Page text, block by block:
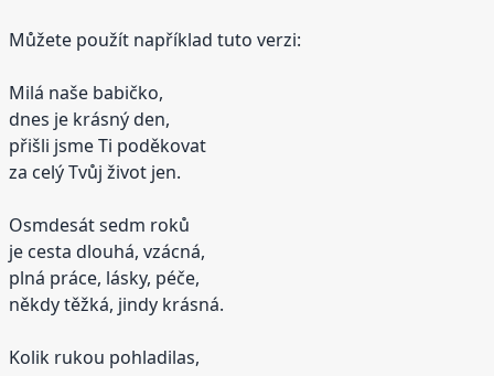
Můžete použít například tuto verzi:
Milá naše babičko,
dnes je krásný den,
přišli jsme Ti poděkovat
za celý Tvůj život jen.
Osmdesát sedm roků
je cesta dlouhá, vzácná,
plná práce, lásky, péče,
někdy těžká, jindy krásná.
Kolik rukou pohladilas,